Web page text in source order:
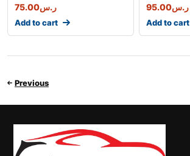
ر.س75.00
Add to cart
ر.س95.00
Add to cart
Previous